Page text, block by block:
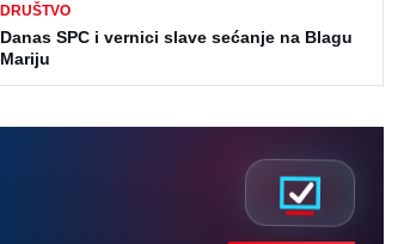
DRUŠTVO
Danas SPC i vernici slave sećanje na Blagu
Mariju